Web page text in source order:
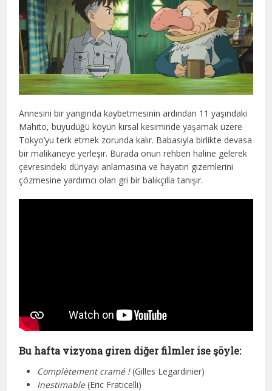
Annesini bir yangında kaybetmesinin ardından 11 yaşındaki
Mahito, büyüdüğü köyün kırsal kesiminde yaşamak üzere
Tokyo’yu terk etmek zorunda kalır. Babasıyla birlikte devasa
bir malikaneye yerleşir. Burada onun rehberi haline gelerek
çevresindeki dünyayı anlamasına ve hayatın gizemlerini
çözmesine yardımcı olan gri bir balıkçılla tanışır.
Bu hafta vizyona giren diğer filmler ise şöyle:
Complètement cramé !(Gilles Legardinier)
Inestimable(Eric Fraticelli)